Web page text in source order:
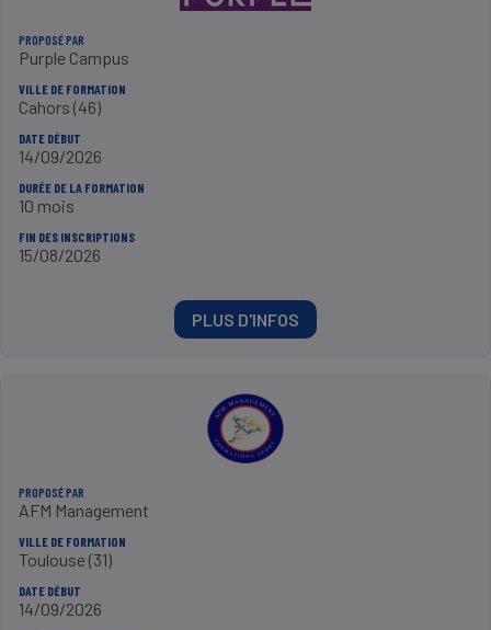
PROPOSÉ PAR
Purple Campus
VILLE DE FORMATION
Cahors (46)
DATE DÉBUT
14/09/2026
DURÉE DE LA FORMATION
10 mois
FIN DES INSCRIPTIONS
15/08/2026
PLUS D'INFOS
PROPOSÉ PAR
AFM Management
VILLE DE FORMATION
Toulouse (31)
DATE DÉBUT
14/09/2026